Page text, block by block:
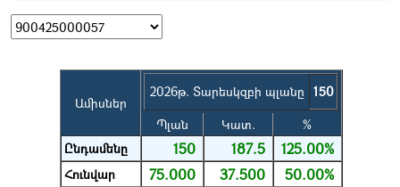
Ամիսներ
2026թ. Տարեսկզբի պլանը
150
Պլան
Կատ.
%
Ընդամենը
150 187.5 125.00%
Հունվար 75.000 37.500 50.00%